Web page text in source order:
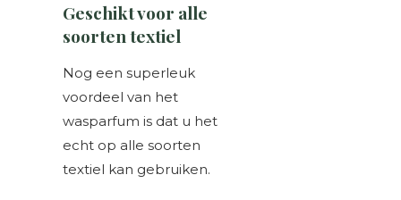
Geschikt voor alle
soorten textiel
Nog een superleuk
voordeel van het
wasparfum is dat u het
echt op alle soorten
textiel kan gebruiken.